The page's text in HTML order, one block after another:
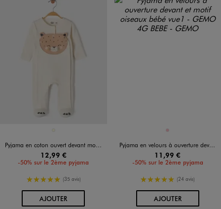
Pyjama en coton ouvert devant motif félin bébé fille
12,99 €
-50% sur le 2ème pyjama
5/5 de moyenne
(35 avis)
AJOUTERAU PANIER
Disponible en 1 coloris
Pyjama en velours à ouverture devant et motif oiseaux bébé
11,99 €
-50% sur le 2ème pyjama
5/5 de moyenne
(24 avis)
AJOUTERAU PANIER